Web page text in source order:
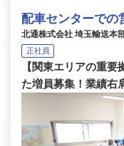
配車センターでの
北通株式会社 埼玉輸送本
正社員
【関東エリアの重
た増員募集！業績右